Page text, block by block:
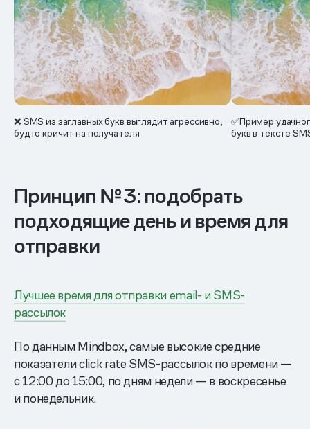
❌ SMS из заглавных букв выглядит агрессивно,
будто кричит на получателя
✅Пример
букв в тексте
Принцип № 3: подобрать
подходящие день и время для
отправки
Лучшее время для отправки email- и SMS-
рассылок
По данным Mindbox, самые высокие средние
показатели click rate SMS-рассылок по времени —
с 12:00 до 15:00, по дням недели — в воскресенье
и понедельник.